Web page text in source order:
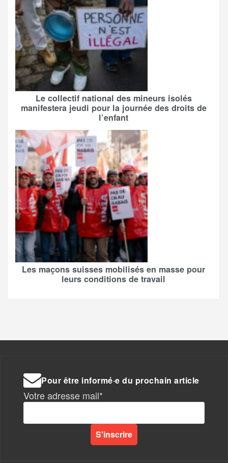
Le collectif national des mineurs isolés
manifestera jeudi pour la journée des droits de
l’enfant
Les maçons suisses mobilisés en masse pour
leurs conditions de travail
Pour être informé·e du prochain article
Votre adresse mail*